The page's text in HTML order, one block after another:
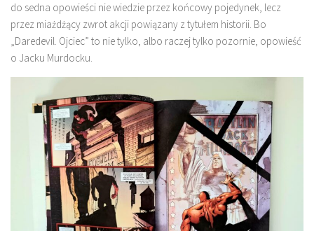
do sedna opowieści nie wiedzie przez końcowy pojedynek, lecz
przez miażdżący zwrot akcji powiązany z tytułem historii. Bo
„Daredevil. Ojciec” to nie tylko, albo raczej tylko pozornie, opowieść
o Jacku Murdocku.